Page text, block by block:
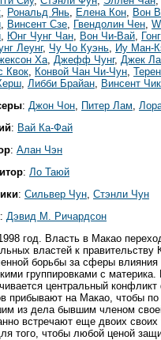
Рональд Янь Елена Кон Вон
Винсент Сзе Гвендолин Чен
Юнг Чунг Чан Вон Чи-Вай
Леунг, Чу Чо Куэнь Иу Ман-
Ха Джефф Чунг, Джек
Квок
Конвой Чан Чи-Чун
Либби Брайан
Винсент Чик
: Джон Чон Питер Лам
: Вай Ка-Фай
: Алан Чэн
: Ло Таюй
: Сильвер Чун Стэнли Чун
: Дэвид М. Ричардсон
год. Власть в Макао
властей к правительству
борьбы за сферы
группировками с
центральный
прибывают на Макао, чтобы
из дела бывшим членом
встречают еще двоих
того, чтобы любой ценой